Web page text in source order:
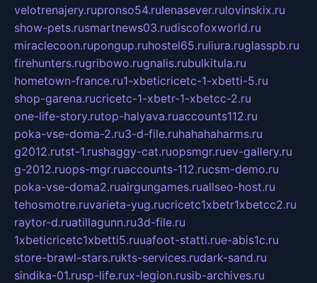
velotrenajery.rupronso54.rulenasever.rulovinskix.ru
show-pets.rusmartnews03.rudiscofoxworld.ru
miraclecoon.rupongup.ruhostel65.ruliura.ruglasspb.ru
firehunters.rugribowo.rugnalis.rubulkitula.ru
hometown-france.ru1-xbeticricetc-1-xbetti-5.ru
shop-garena.rucricetc-1-xbetr-1-xbetcc-2.ru
one-life-story.rutop-halyava.ruaccounts112.ru
poka-vse-doma-2.ru3-d-file.ruhahahaharms.ru
g2012.rutst-1.rushaggy-cat.ruopsmgr.ruev-gallery.ru
g-2012.ruops-mgr.ruaccounts-112.rucsm-demo.ru
poka-vse-doma2.ruairgungames.ruallseo-host.ru
tehosmotre.ruvarieta-yug.rucricetc1xbetr1xbetcc2.ru
raytor-d.ruatillagunn.ru3d-file.ru
1xbeticricetc1xbetti5.ruuafoot-statti.rue-abis1c.ru
store-brawl-stars.rukts-services.rudark-sand.ru
sindika-01.rusp-life.rux-legion.rusib-archives.ru